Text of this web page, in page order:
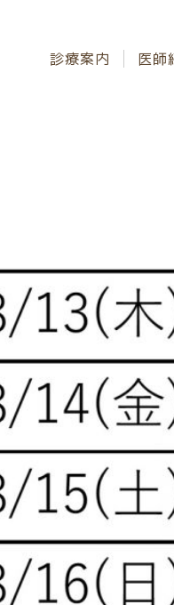
診療案内 医師